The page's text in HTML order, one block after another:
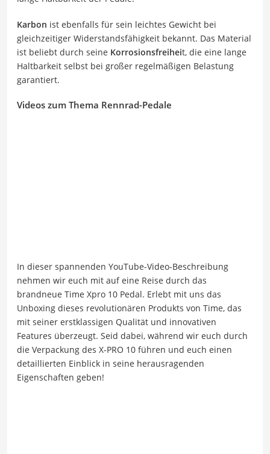
Karbon ist ebenfalls für sein leichtes Gewicht bei
gleichzeitiger Widerstandsfähigkeit bekannt. Das Material
ist beliebt durch seine Korrosionsfreiheit, die eine lange
Haltbarkeit selbst bei großer regelmäßigen Belastung
garantiert.
Videos zum Thema Rennrad-Pedale
In dieser spannenden YouTube-Video-Beschreibung
nehmen wir euch mit auf eine Reise durch das
brandneue Time Xpro 10 Pedal. Erlebt mit uns das
Unboxing dieses revolutionären Produkts von Time, das
mit seiner erstklassigen Qualität und innovativen
Features überzeugt. Seid dabei, während wir euch durch
die Verpackung des X-PRO 10 führen und euch einen
detaillierten Einblick in seine herausragenden
Eigenschaften geben!